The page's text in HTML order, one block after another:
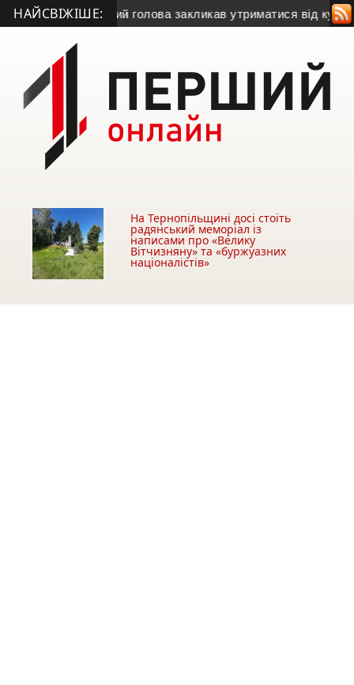
НАЙСВІЖІШЕ:
газу • Міський голова закликав утриматися від купівлі
На Тернопільщині досі стоїть
радянський меморіал із
написами про «Велику
Вітчизняну» та «буржуазних
націоналістів»